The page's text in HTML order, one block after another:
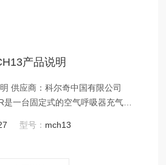
产品说明
供应商：科尔奇中国有限公司
是一台固定式的空气呼吸器充气
充气速度，使用性能和可靠性，
移动性。
型号： mch13